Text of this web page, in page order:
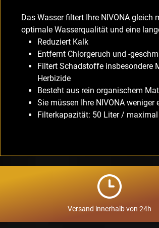
Das Wasser filtert Ihre NIVONA
optimale Wasserqualität und eine
Reduziert Kalk
Entfernt Chlorgeruch und -
Filtert Schadstoffe insbesondere
Herbizide
Besteht aus rein organischem
Sie müssen Ihre NIVONA weniger
Filterkapazität: 50 Liter /
Versand innerhalb von 24h